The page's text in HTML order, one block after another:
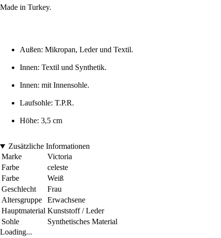
Made in Turkey.
Außen: Mikropan, Leder und Textil.
Innen: Textil und Synthetik.
Innen: mit Innensohle.
Laufsohle: T.P.R.
Höhe: 3,5 cm
Zusätzliche Informationen
Marke
Victoria
Farbe
celeste
Farbe
Weiß
Geschlecht
Frau
Altersgruppe
Erwachsene
Hauptmaterial Kunststoff / Leder
Sohle
Synthetisches Material
Loading...